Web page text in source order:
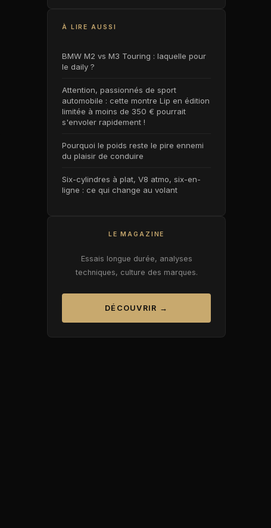
À LIRE AUSSI
BMW M2 vs M3 Touring : laquelle pour
le daily ?
Attention, passionnés de sport
automobile : cette montre Lip en édition
limitée à moins de 350 € pourrait
s'envoler rapidement !
Pourquoi le poids reste le pire ennemi
du plaisir de conduire
Six-cylindres à plat, V8 atmo, six-en-
ligne : ce qui change au volant
LE MAGAZINE
Essais longue durée, analyses
techniques, culture des marques.
DÉCOUVRIR →